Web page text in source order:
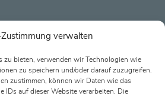
verwalten
zu bieten, verwenden wir Technologien wie
zu speichern und/oder darauf zuzugreifen.
zustimmen, können wir Daten wie das
IDs auf dieser Website verarbeiten. Die